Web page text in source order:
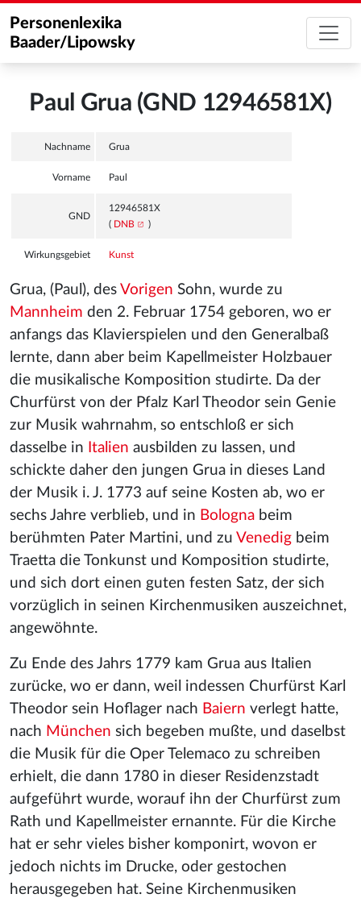
Personenlexika
Baader/Lipowsky
Paul Grua (GND 12946581X)
Nachname Grua
Vorname Paul
GND
12946581X
( DNB )
Wirkungsgebiet Kunst
Grua, (Paul), des Vorigen Sohn, wurde zu
Mannheim den 2. Februar 1754 geboren, wo er
anfangs das Klavierspielen und den Generalbaß
lernte, dann aber beim Kapellmeister Holzbauer
die musikalische Komposition studirte. Da der
Churfürst von der Pfalz Karl Theodor sein Genie
zur Musik wahrnahm, so entschloß er sich
dasselbe in Italien ausbilden zu lassen, und
schickte daher den jungen Grua in dieses Land
der Musik i. J. 1773 auf seine Kosten ab, wo er
sechs Jahre verblieb, und in Bologna beim
berühmten Pater Martini, und zu Venedig beim
Traetta die Tonkunst und Komposition studirte,
und sich dort einen guten festen Satz, der sich
vorzüglich in seinen Kirchenmusiken auszeichnet,
angewöhnte.
Zu Ende des Jahrs 1779 kam Grua aus Italien
zurücke, wo er dann, weil indessen Churfürst Karl
Theodor sein Hoflager nach Baiern verlegt hatte,
nach München sich begeben mußte, und daselbst
die Musik für die Oper Telemaco zu schreiben
erhielt, die dann 1780 in dieser Residenzstadt
aufgeführt wurde, worauf ihn der Churfürst zum
Rath und Kapellmeister ernannte. Für die Kirche
hat er sehr vieles bisher komponirt, wovon er
jedoch nichts im Drucke, oder gestochen
herausgegeben hat. Seine Kirchenmusiken